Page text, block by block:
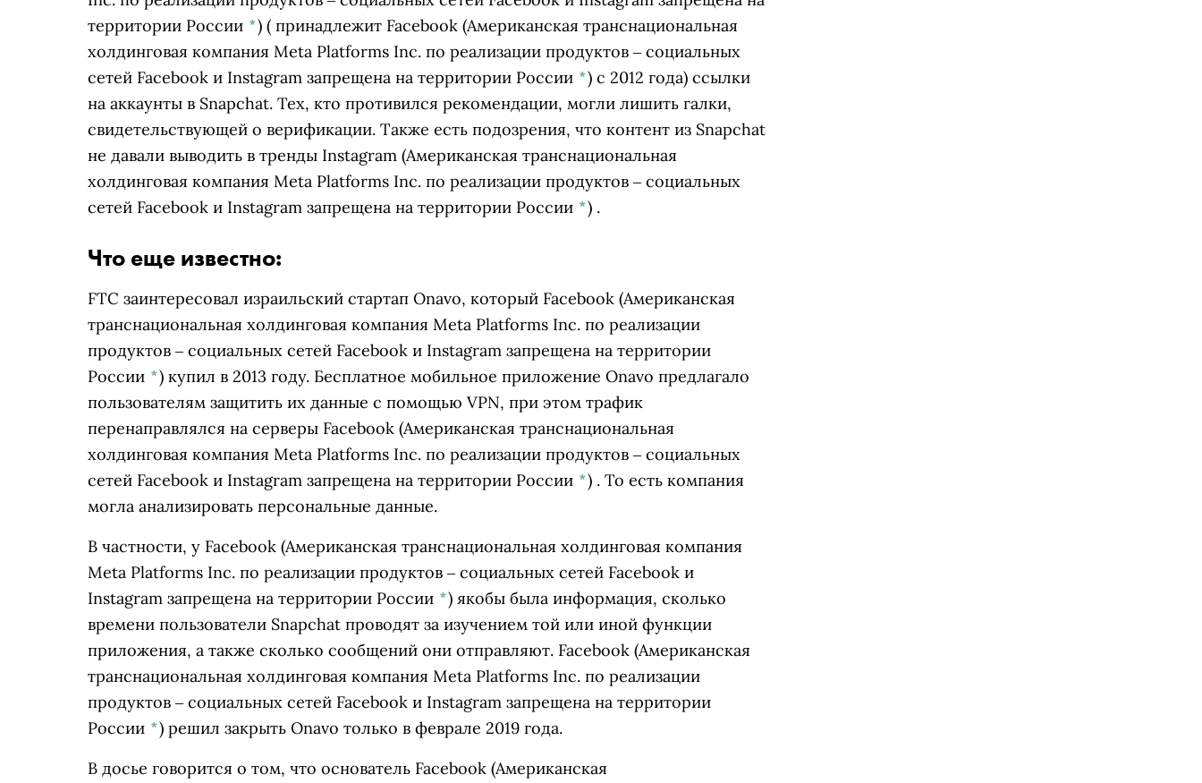
территории России *) ( принадлежит Facebook (Американская транснациональная
холдинговая компания Meta Platforms Inc. по реализации продуктов ‒ социальных
сетей Facebook и Instagram запрещена на территории России *) с 2012 года) ссылки
на аккаунты в Snapchat. Тех, кто противился рекомендации, могли лишить галки,
свидетельствующей о верификации. Также есть подозрения, что контент из Snapchat
не давали выводить в тренды Instagram (Американская транснациональная
холдинговая компания Meta Platforms Inc. по реализации продуктов ‒ социальных
сетей Facebook и Instagram запрещена на территории России *) .
Что еще известно:
FTC заинтересовал израильский стартап Onavo, который Facebook (Американская
транснациональная холдинговая компания Meta Platforms Inc. по реализации
продуктов ‒ социальных сетей Facebook и Instagram запрещена на территории
России *) купил в 2013 году. Бесплатное мобильное приложение Onavo предлагало
пользователям защитить их данные с помощью VPN, при этом трафик
перенаправлялся на серверы Facebook (Американская транснациональная
холдинговая компания Meta Platforms Inc. по реализации продуктов ‒ социальных
сетей Facebook и Instagram запрещена на территории России *) . То есть компания
могла анализировать персональные данные.
В частности, у Facebook (Американская транснациональная холдинговая компания
Meta Platforms Inc. по реализации продуктов ‒ социальных сетей Facebook и
Instagram запрещена на территории России *) якобы была информация, сколько
времени пользователи Snapchat проводят за изучением той или иной функции
приложения, а также сколько сообщений они отправляют. Facebook (Американская
транснациональная холдинговая компания Meta Platforms Inc. по реализации
продуктов ‒ социальных сетей Facebook и Instagram запрещена на территории
России *) решил закрыть Onavo только в феврале 2019 года.
В досье говорится о том, что основатель Facebook (Американская